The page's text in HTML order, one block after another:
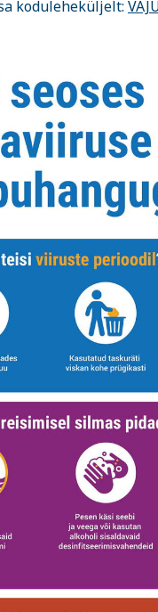
koduleheküljelt: